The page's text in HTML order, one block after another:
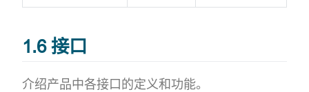
1.6 接口
介绍产品中各接口的定义和功能。